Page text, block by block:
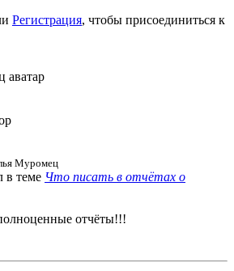
Регистрация, чтобы присоединиться к
Муромец
в теме Что писать в отчётах о
отчёты!!!